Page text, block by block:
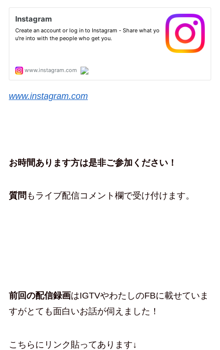
www.instagram.com
お時間あります方は是非ご参加ください！
質問 もライブ配信コメント欄で受け付けます。
前回の配信録画はIGTVやわたしのFBに載せていま
すがとても面白いお話が伺えました！
こちらにリンク貼ってあります↓